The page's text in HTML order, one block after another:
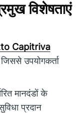
विशेषताएं
Capitriva
उपयोगकर्ता
मानदंडों के
प्रदान